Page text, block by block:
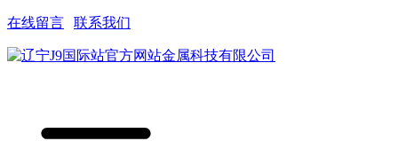
在线留言 联系我们